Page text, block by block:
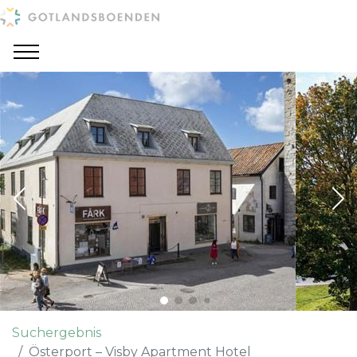
Suchergebnis
Österport – Visby Apartment Hotel